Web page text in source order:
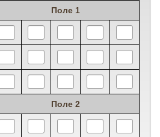
Поле 1
Поле 2